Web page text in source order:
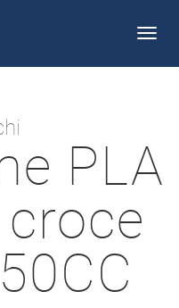
PLA